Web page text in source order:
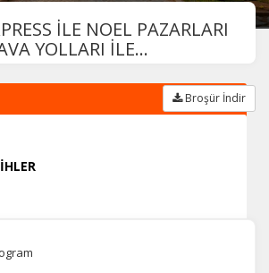
İLE NOEL PAZARLARI
YOLLARI İLE...
Broşür İndir